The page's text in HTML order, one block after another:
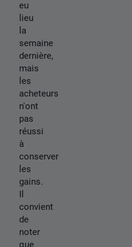
eu
lieu
la
semaine
dernière,
mais
les
acheteurs
n'ont
pas
réussi
à
conserver
les
gains.
Il
convient
de
noter
que